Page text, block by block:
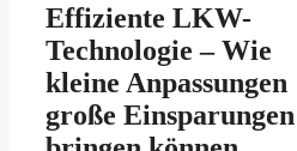
Effiziente LKW-
Technologie – Wie
kleine Anpassungen
große Einsparungen